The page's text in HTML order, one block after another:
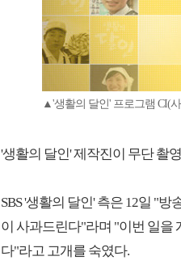
▲'생활의 달인' 프로그램 CI(
'생활의 달인' 제작진이 무단 촬
SBS '생활의 달인' 측은 12일 "
이 사과드린다"라며 "이번 일을
다"라고 고개를 숙였다.